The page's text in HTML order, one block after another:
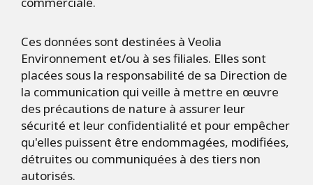
Ces données sont destinées à Veolia
Environnement et/ou à ses filiales. Elles sont
placées sous la responsabilité de sa Direction de
la communication qui veille à mettre en œuvre
des précautions de nature à assurer leur
sécurité et leur confidentialité et pour empêcher
qu'elles puissent être endommagées, modifiées,
détruites ou communiquées à des tiers non
autorisés.